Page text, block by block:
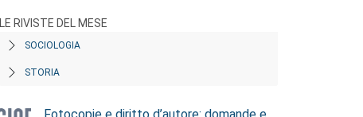
LE RIVISTE DEL MESE
SOCIOLOGIA
STORIA